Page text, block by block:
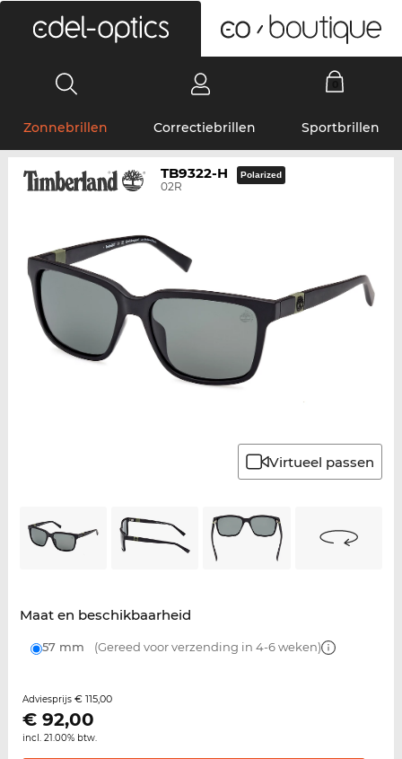
Zonnebrillen Correctiebrillen Sportbrillen
TB9322-H
02R
Polarized
Virtueel passen
Maat en beschikbaarheid
57 mm (Gereed voor verzending in 4-6 weken)
Adviesprijs € 115,00
€ 92,00
incl. 21.00% btw.